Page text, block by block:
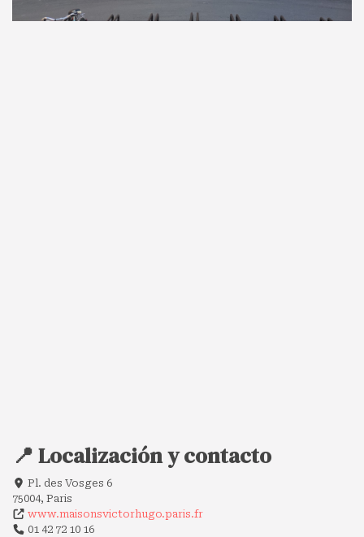
📍 Localización y contacto
Pl. des Vosges 6
75004, Paris
www.maisonsvictorhugo.paris.fr
01 42 72 10 16